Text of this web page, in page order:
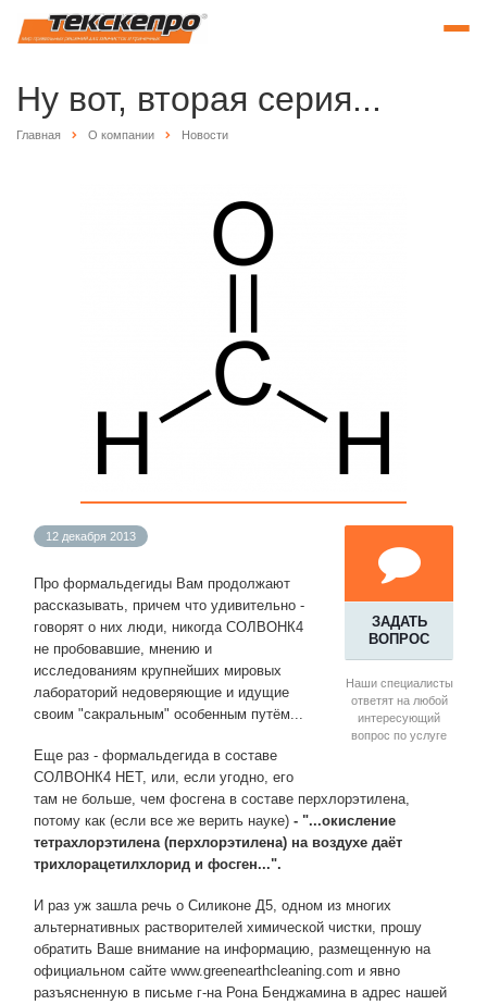
Ну вот, вторая серия...
Главная О компании Новости
ЗАДАТЬ
ВОПРОС
Наши специалисты
ответят на любой
интересующий
вопрос по услуге
12 декабря 2013
Про формальдегиды Вам продолжают
рассказывать, причем что удивительно -
говорят о них люди, никогда СОЛВОНК4
не пробовавшие, мнению и
исследованиям крупнейших мировых
лабораторий недоверяющие и идущие
своим "сакральным" особенным путём...
Еще раз - формальдегида в составе
СОЛВОНК4 НЕТ, или, если угодно, его
там не больше, чем фосгена в составе перхлорэтилена,
потому как (если все же верить науке) - "...окисление
тетрахлорэтилена (перхлорэтилена) на воздухе даёт
трихлорацетилхлорид и фосген...".
И раз уж зашла речь о Силиконе Д5, одном из многих
альтернативных растворителей химической чистки, прошу
обратить Ваше внимание на информацию, размещенную на
официальном сайте www.greenearthcleaning.com и явно
разъясненную в письме г-на Рона Бенджамина в адрес нашей